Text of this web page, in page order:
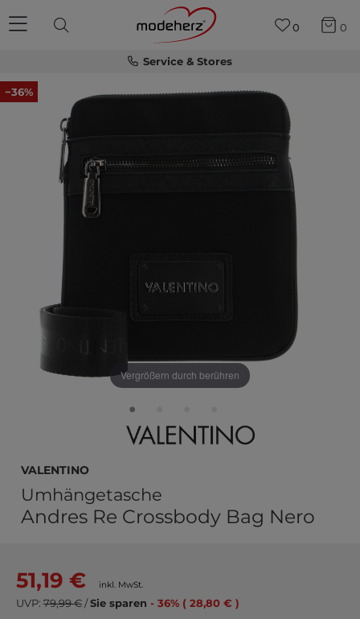
Service & Stores
0 0
−36%
Vergrößern durch berühren
VALENTINO
Umhängetasche
Andres Re Crossbody Bag Nero
51,19 € inkl. MwSt.
UVP: 79,99 €/Sie sparen - 36% ( 28,80 € )